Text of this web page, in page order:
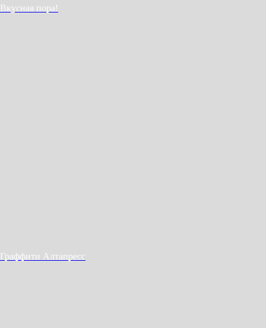
Вкусная пора!
Граффити Алтапресс